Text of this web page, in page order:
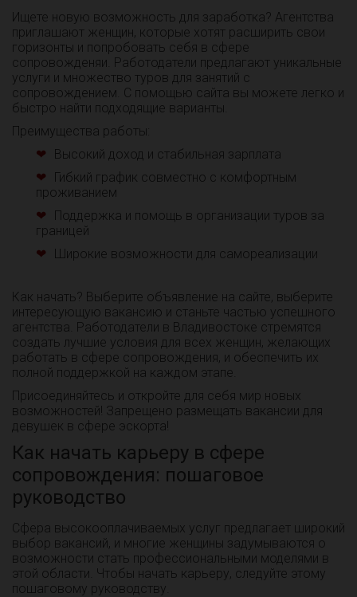
нас в...
Ищете новую возможность для заработка? Агентства
приглашают женщин, которые хотят расширить свои
горизонты и попробовать себя в сфере
сопровожденяи. Работодатели предлагают уникальные
услуги и множество туров для занятий с
сопровождением. С помощью сайта вы можете легко и
быстро найти подходящие варианты.
Преимущества работы:
Высокий доход и стабильная зарплата
Гибкий график совместно с комфортным
проживанием
Поддержка и помощь в организации туров за
границей
Широкие возможности для самореализации
Как начать? Выберите объявление на сайте, выберите
интересующую вакансию и станьте частью успешного
агентства. Работодатели в Владивостоке стремятся
создать лучшие условия для всех женщин, желающих
работать в сфере сопровождения, и обеспечить их
полной поддержкой на каждом этапе.
Присоединяйтесь и откройте для себя мир новых
возможностей! Запрещено размещать вакансии для
девушек в сфере эскорта!
Как начать карьеру в сфере
сопровождения: пошаговое
руководство
Сфера высокооплачиваемых услуг предлагает широкий
выбор вакансий, и многие женщины задумываются о
возможности стать профессиональными моделями в
этой области. Чтобы начать карьеру, следуйте этому
пошаговому руководству.